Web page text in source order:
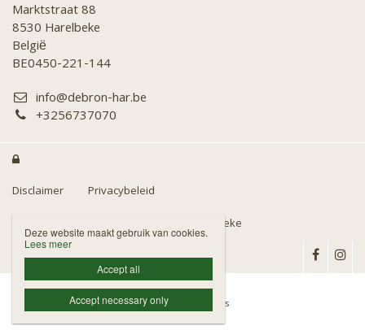
Marktstraat 88
8530 Harelbeke
België
BE0450-221-144
info@debron-har.be
+3256737070

Disclaimer
Privacybeleid
Fotografie door kon Fotoclub Diafo Harelbeke
Website door Livalos
Deze website maakt gebruik van cookies.
Lees meer
Accept all
Accept necessary only